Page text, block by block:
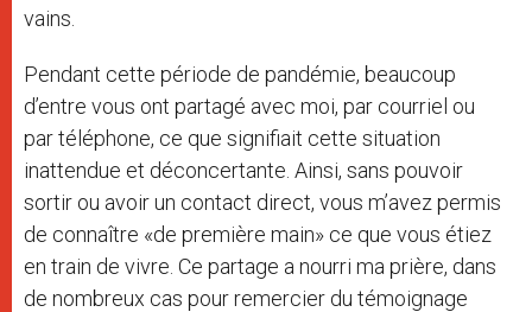
vains.
Pendant cette période de pandémie, beaucoup
d’entre vous ont partagé avec moi, par courriel ou
par téléphone, ce que signifiait cette situation
inattendue et déconcertante. Ainsi, sans pouvoir
sortir ou avoir un contact direct, vous m’avez permis
de connaître «de première main» ce que vous étiez
en train de vivre. Ce partage a nourri ma prière, dans
de nombreux cas pour remercier du témoignage